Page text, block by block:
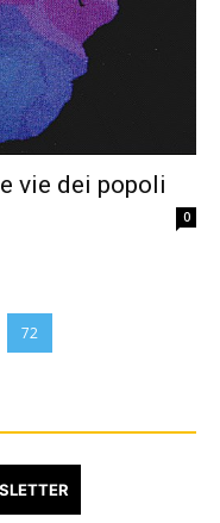
vie dei popoli
0
72